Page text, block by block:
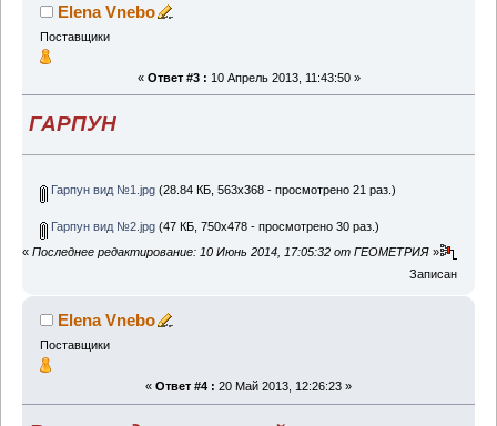
Elena Vnebo
Поставщики
« Ответ #3 : 10 Апрель 2013, 11:43:50 »
ГАРПУН
Гарпун вид №1.jpg(28.84 КБ, 563x368 - просмотрено 21 раз.)
Гарпун вид №2.jpg(47 КБ, 750x478 - просмотрено 30 раз.)
« Последнее редактирование: 10 Июнь 2014, 17:05:32 от ГЕОМЕТРИЯ »
Записан
Elena Vnebo
Поставщики
« Ответ #4 : 20 Май 2013, 12:26:23 »